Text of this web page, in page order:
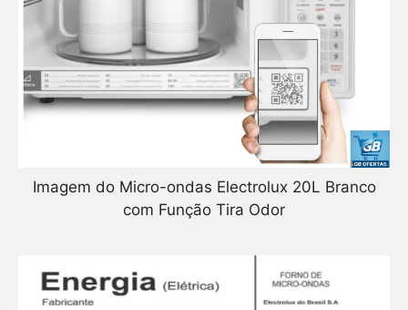
Imagem do Micro-ondas Electrolux 20L Branco
com Função Tira Odor